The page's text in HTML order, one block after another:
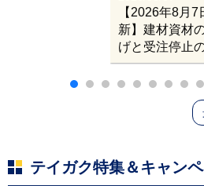
【2026年8月7
新】建材資材
げと受注停止
｜塗料・屋根
ンナー・断熱
ーフィングの
と材料入手困
テイガク特集＆キャン